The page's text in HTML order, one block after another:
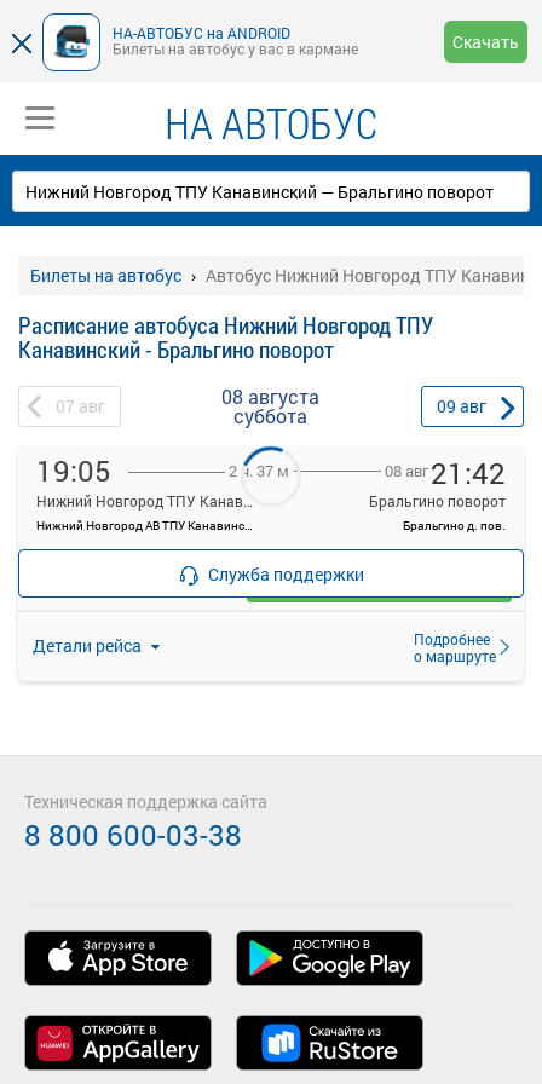
НА-АВТОБУС на ANDROID
Билеты на автобус у вас в кармане
Скачать
НА АВТОБУС
Билеты на автобус Автобус Нижний Новгород ТПУ
Расписание автобуса Нижний Новгород ТПУ
Канавинский - Бральгино поворот
07 авг 08 августа
суббота 09 авг
19:05
Нижний Новгород ТПУ Канавинский
Нижний Новгород АВ ТПУ Канавинский
2 ч. 37 м 08 авг21:42
Бральгино поворот
Бральгино д. пов.
Детали рейса
Подробнее
о маршруте
—
Загрузить цену
Служба поддержки
Техническая поддержка сайта
8 800 600-03-38